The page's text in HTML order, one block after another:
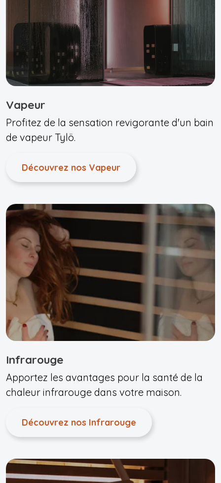
Vapeur
Profitez de la sensation revigorante d'un bain
de vapeur Tylö.
Découvrez nos Vapeur
Infrarouge
Apportez les avantages pour la santé de la
chaleur infrarouge dans votre maison.
Découvrez nos Infrarouge